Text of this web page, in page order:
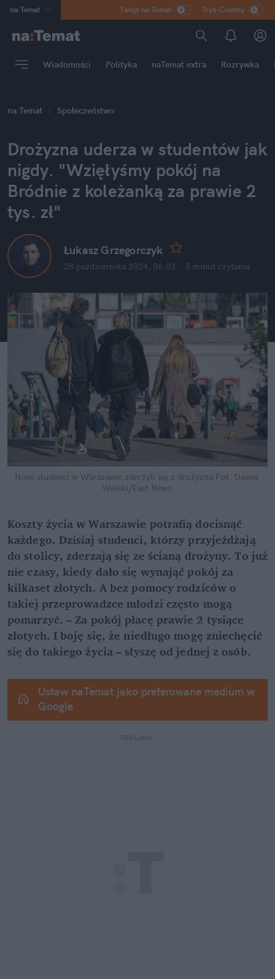
na:Temat
Poland
mama
Rozrywka
Twoje na:Temat Tryb Ciemny
Wiadomości Polityka naTemat extra Rozrywka
na:Temat Społeczeństwo
Drożyzna uderza w studentów jak
nigdy. "Wzięłyśmy pokój na
Bródnie z koleżanką za prawie 2
tys. zł"
Łukasz Grzegorczyk
28 października 2024, 06:02 · 5 minut czytania
Nowi studenci w Warszawie zderzyli się z drożyzną Fot. Dawid
Wolski/East News
Koszty życia w Warszawie potrafią docisnąć
każdego. Dzisiaj studenci, którzy przyjeżdżają
do stolicy, zderzają się ze ścianą drożyny. To już
nie czasy, kiedy dało się wynająć pokój za
kilkaset złotych. A bez pomocy rodziców o
takiej przeprowadzce młodzi często mogą
pomarzyć. – Za pokój płacę prawie 2 tysiące
złotych. I boję się, że niedługo mogę zniechęcić
się do takiego życia – słyszę od jednej z osób.
Ustaw naTemat jako preferowane medium w
Google
REKLAMA